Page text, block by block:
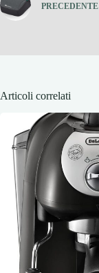
PRECEDENTE
Articoli correlati